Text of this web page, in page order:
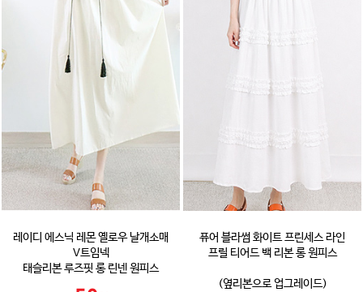
레이디 에스닉 레몬 옐로우 날개소매
V트임넥
태슬리본 루즈핏 롱 린넨 원피스
퓨어 블라썸 화이트 프린세스 라인
프릴 티어드 백 리본 롱 원피스
(옆리본으로 업그레이드)